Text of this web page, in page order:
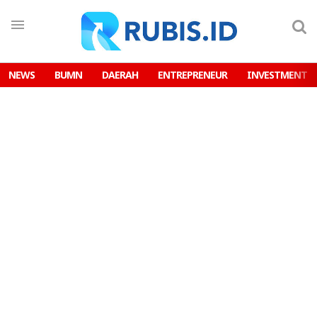
NEWS BUMN DAERAH ENTREPRENEUR INVESTMENT